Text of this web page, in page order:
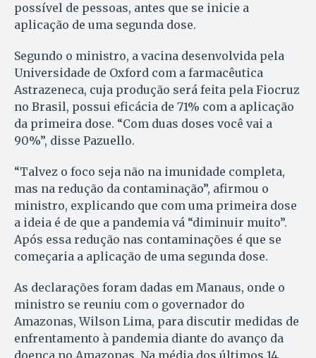
possível de pessoas, antes que se inicie a
aplicação de uma segunda dose.
Segundo o ministro, a vacina desenvolvida pela
Universidade de Oxford com a farmacêutica
Astrazeneca, cuja produção será feita pela Fiocruz
no Brasil, possui eficácia de 71% com a aplicação
da primeira dose. “Com duas doses você vai a
90%”, disse Pazuello.
“Talvez o foco seja não na imunidade completa,
mas na redução da contaminação”, afirmou o
ministro, explicando que com uma primeira dose
a ideia é de que a pandemia vá “diminuir muito”.
Após essa redução nas contaminações é que se
começaria a aplicação de uma segunda dose.
As declarações foram dadas em Manaus, onde o
ministro se reuniu com o governador do
Amazonas, Wilson Lima, para discutir medidas de
enfrentamento à pandemia diante do avanço da